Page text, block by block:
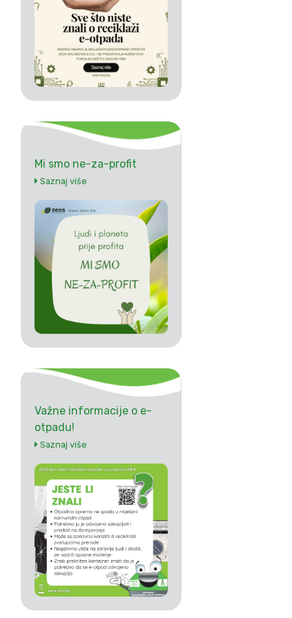
Mi smo ne-za-profit
Saznaj više
Važne informacije o e-
otpadu!
Saznaj više